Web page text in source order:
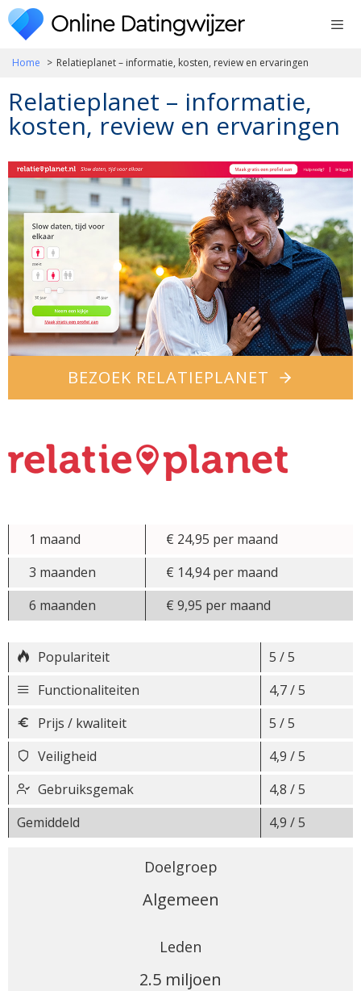
Ga
naar
Home Relatieplanet – informatie, kosten, review en ervaringen
Relatieplanet – informatie,
kosten, review en ervaringen
BEZOEK RELATIEPLANET
1 maand
€ 24,95 per maand
3 maanden
€ 14,94 per maand
6 maanden
€ 9,95 per maand
Populariteit
5 / 5
Functionaliteiten
4,7 / 5
Prijs / kwaliteit
5 / 5
Veiligheid
4,9 / 5
Gebruiksgemak
4,8 / 5
Gemiddeld
4,9 / 5
Doelgroep
Algemeen
Leden
2.5 miljoen